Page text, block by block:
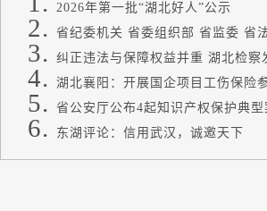
2026年第一批“湖北好人”公示
省纪委机关 省委组织部 省监委 省
纠正违法与保障权益并重 湖北检
湖北襄阳：开展国企项目工伤保险
省公安厅公布4起知识产权保护典
东湖评论：信用武汉，诚邀天下